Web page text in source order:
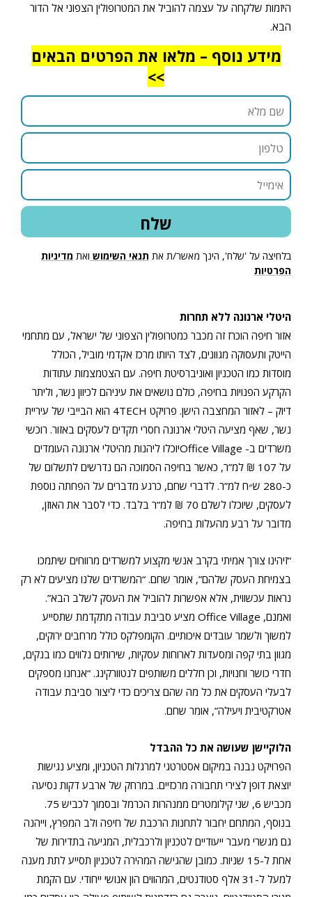
היזמות שלקחה על עצמה להוביל את המטרופולין הצפוני אל הדור
הבא.
מידע נוסף – מלאו את הפרטים הבאים
>>
בלחיצה על 'שלח', הינך מאשר/ת את תנאי השימוש ואת מדיניות
הפרטיות
היטלי ארנונה ללא תחרות
אזור חיפה הוכרז זה מכבר כמטרופולין הצפוני של ישראל, עם מתחמי
הייטק ותעסוקה מגוונים, לצד היותו מרכז אקדמי מוביל, הכולל
מוסדות כמו הטכניון ואוניברסיטת חיפה. עם הצטמצמות עתודות
הקרקע הפנויות בחיפה, כולם נושאים את עיניהם לכיוון נשר, וליתר
דיוק – לאזור המחצבה הישן. פרויקט 4TECH הוא הבייבי של עיריית
נשר, שאף מציעה היטלי ארנונה חסרי תקדים לעסקים באזור. רוכשי
משרדים ב- Office Villageיוכלו ליהנות מהיטלי ארנונה העומדים
על 107 ₪ למ”ר, כאשר בחיפה הסמוכה הם נדרשים לתשלום של
כ-280 ש״ח למ”ר. לדברי שחם, כרגע מדברים על הפחתה נוספת
לעסקים, שיוכלו לשלם 70 ₪ למ”ר בלבד. כדי לסבר את האוזן,
מדובר על רבע מהעלות בחיפה.
“זיהינו צורך אמיתי בקרב אנשי מקצוע למשרדים מרווחים שיתמכו
בצמיחת העסק שלהם”, אומר שחם. “המשרדים שלנו מציעים לא רק
נראות עכשווית, אלא אפשרות להוביל את העסק לשלב הבא”.
ואמנם, Office Village מציע סביבת עבודה מתקדמת שתסייע
למשוך ולשמר עובדים איכותיים. הקומפלקס כולל מרחבים ירוקים,
מגוון בתי קפה ומסעדות לארוחות עסקיות, שירותים נלווים כמו בנקים,
חדרי כושר וחנויות, וכן חללים משותפים לנטוורקינג. “אנחנו מספקים
לבעלי העסקים את כל מה שהם צריכים כדי ליצור סביבת עבודה
אטרקטיבית ויעילה”, אומר שחם.
הלוקיישן שעושה את כל ההבדל
הפרויקט נבנה במיקום אסטרטגי למרגלות הטכניון, ומציע נגישות
יוצאת דופן לצירי תחבורה מרכזיים. במרחק של ארבע דקות נסיעה
מכביש 6, שני קילומטרים ממנהרות הכרמל ובסמוך לכביש 75.
בנוסף, המתחם יחבור לתחנות הרכבת של חיפה ולב המפרץ, וייהנה
גם מגשרי מעבר ייעודיים לטכניון ולרכבלית, המגיעה בתדירות של
אחת ל-15 שניות. כמובן שהגישה המהירה לטכניון תסייע לתת מענה
למעל ל-31 אלף סטודנטים, המהווים הון אנושי ייחודי. עם הקמת